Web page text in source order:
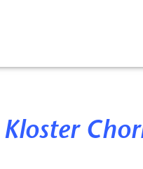
Kloster